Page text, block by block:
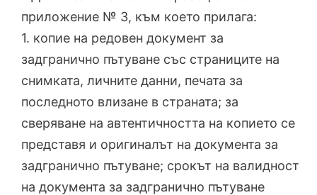
приложение № 3, към което прилага:
1. копие на редовен документ за
задгранично пътуване със страниците на
снимката, личните данни, печата за
последното влизане в страната; за
сверяване на автентичността на копието се
представя и оригиналът на документа за
задгранично пътуване; срокът на валидност
на документа за задгранично пътуване